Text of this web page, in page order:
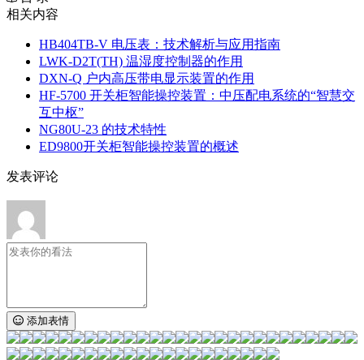
相关内容
HB404TB-V 电压表：技术解析与应用指南
LWK‑D2T(TH) 温湿度控制器的作用
DXN‑Q 户内高压带电显示装置的作用
HF-5700 开关柜智能操控装置：中压配电系统的“智慧交
互中枢”
NG80U-23 的技术特性
ED9800开关柜智能操控装置的概述
发表评论
添加表情